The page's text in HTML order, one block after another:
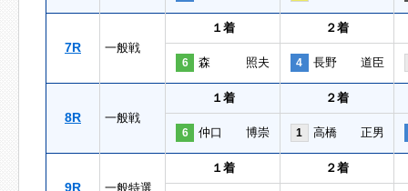
7R 一般戦
１着 ２着
6 森 照夫 4 長野 道臣
8R 一般戦
１着 ２着
6 仲口 博崇 1 高橋 正男
9R 一般特選
１着 ２着